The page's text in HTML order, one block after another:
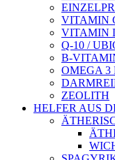
VITAMIN
VITAMIN
Q-10 /
B-
OMEGA 3
ZEOLITH
HELFER AUS